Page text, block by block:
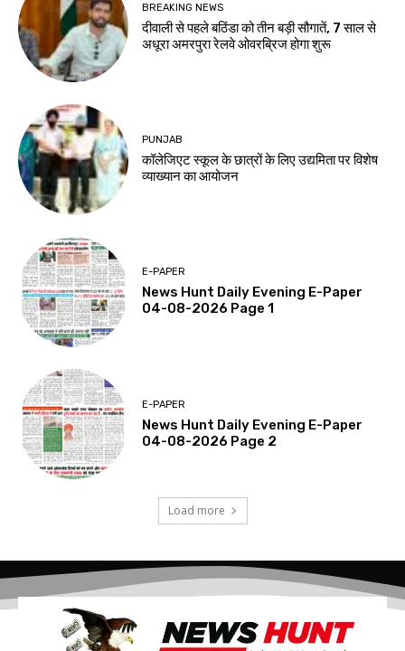
BREAKING NEWS
दीवाली से पहले बठिंडा को तीन बड़ी सौगातें, 7 साल से
अधूरा अमरपुरा रेलवे ओवरब्रिज होगा शुरू
PUNJAB
कॉलेजिएट स्कूल के छात्रों के लिए उद्यमिता पर विशेष
व्याख्यान का आयोजन
E-PAPER
News Hunt Daily Evening E-Paper
04-08-2026 Page 1
E-PAPER
News Hunt Daily Evening E-Paper
04-08-2026 Page 2
Load more